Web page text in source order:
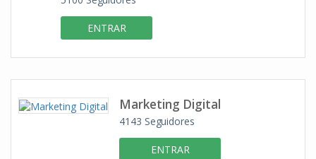
ENTRAR
Marketing Digital
4143 Seguidores
ENTRAR